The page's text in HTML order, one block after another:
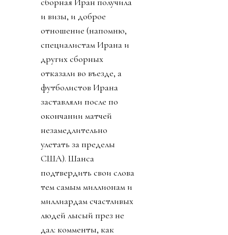
и визы, и доброе
отношение (напомню,
специалистам Ирана и
других сборных
отказали во въезде, а
футболистов Ирана
заставляли после по
окончании матчей
незамедлительно
улетать за пределы
США). Шанса
подтвердить свои слова
тем самым миллионам и
миллиардам счастливых
людей лысый през не
дал: комменты, как